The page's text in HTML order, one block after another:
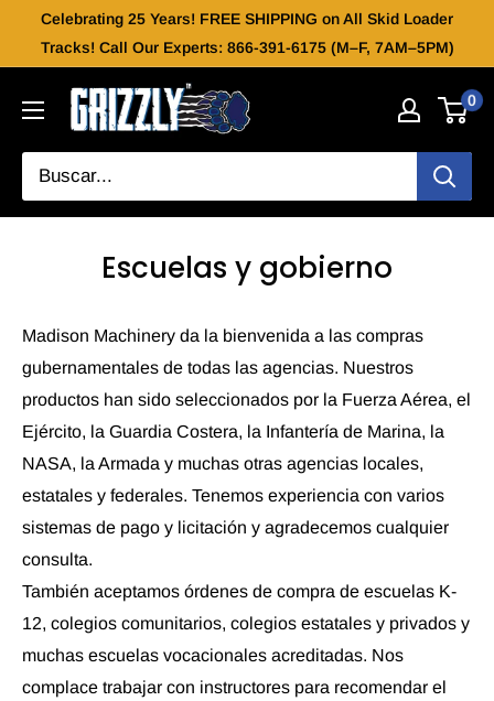
Celebrating 25 Years! FREE SHIPPING on All Skid Loader
Tracks! Call Our Experts: 866-391-6175 (M–F, 7AM–5PM)
0
Escuelas y gobierno
Madison Machinery da la bienvenida a las compras
gubernamentales de todas las agencias. Nuestros
productos han sido seleccionados por la Fuerza Aérea, el
Ejército, la Guardia Costera, la Infantería de Marina, la
NASA, la Armada y muchas otras agencias locales,
estatales y federales. Tenemos experiencia con varios
sistemas de pago y licitación y agradecemos cualquier
consulta.
También aceptamos órdenes de compra de escuelas K-
12, colegios comunitarios, colegios estatales y privados y
muchas escuelas vocacionales acreditadas. Nos
complace trabajar con instructores para recomendar el